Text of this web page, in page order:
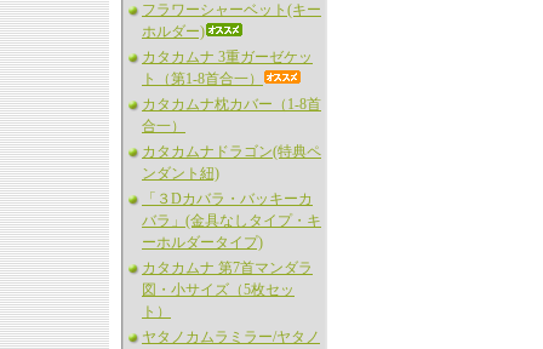
フラワーシャーベット(キー
ホルダー)
カタカムナ 3重ガーゼケッ
ト（第1-8首合一）
カタカムナ枕カバー（1-8首
合一）
カタカムナドラゴン(特典ペ
ンダント紐)
「３Dカバラ・バッキーカ
バラ」(金具なしタイプ・キ
ーホルダータイプ)
カタカムナ 第7首マンダラ
図・小サイズ（5枚セッ
ト）
ヤタノカムラミラー/ヤタノ